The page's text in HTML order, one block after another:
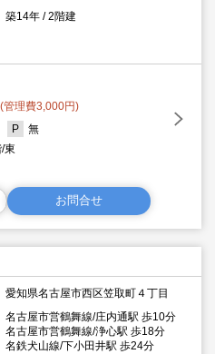
築14年
2階建
東
(管理費3,000円)
無
お問合せ
愛知県名古屋市西区笠取町４丁目
名古屋市営鶴舞線/庄内通駅 歩10分
名古屋市営鶴舞線/浄心駅 歩18分
名鉄犬山線/下小田井駅 歩24分